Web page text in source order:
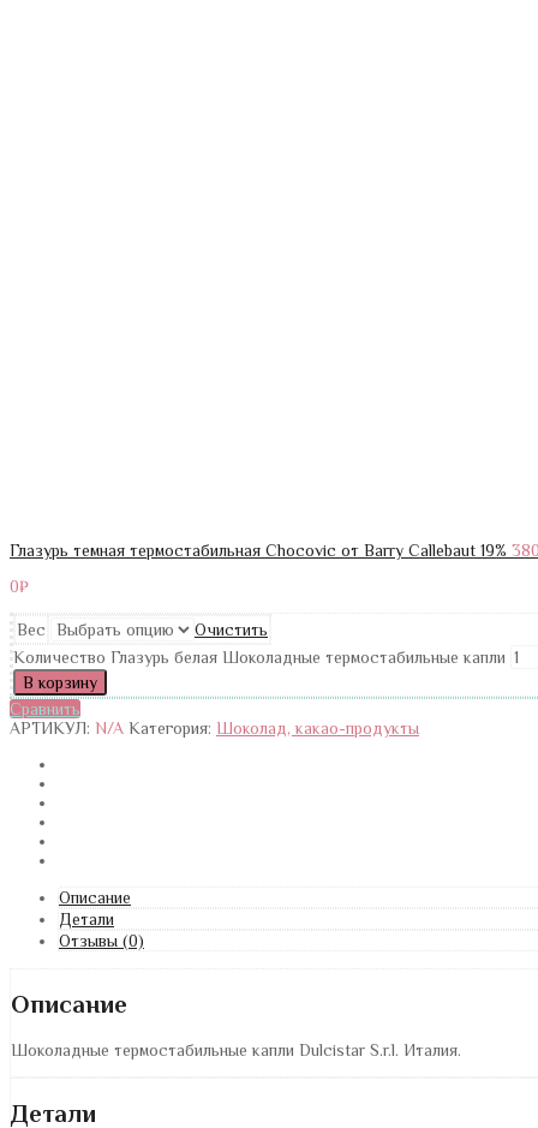
Глазурь темная термостабильная Chocovic от Barry Callebaut 19%
0₽
Вес
Очистить
Количество Глазурь белая Шоколадные термостабильные капли
В корзину
Сравнить
АРТИКУЛ: N/A Категория: Шоколад, какао-продукты
Описание
Детали
Отзывы (0)
Описание
Шоколадные термостабильные капли Dulcistar S.r.l. Италия.
Детали